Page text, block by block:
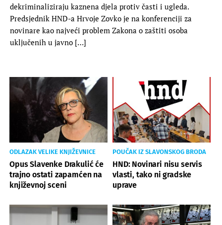
dekriminaliziraju kaznena djela protiv časti i ugleda.
Predsjednik HND-a Hrvoje Zovko je na konferenciji za
novinare kao najveći problem Zakona o zaštiti osoba
uključenih u javno […]
ODLAZAK VELIKE KNJIŽEVNICE
Opus Slavenke Drakulić će
trajno ostati zapamćen na
književnoj sceni
POUČAK IZ SLAVONSKOG BRODA
HND: Novinari nisu servis
vlasti, tako ni gradske
uprave